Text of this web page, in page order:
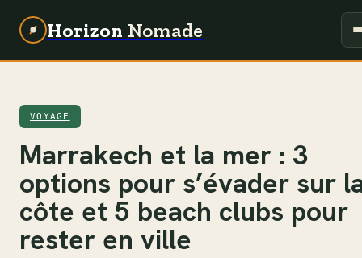
Horizon Nomade
VOYAGE
Marrakech et la mer : 3
options pour s’évader sur
côte et 5 beach clubs pour
rester en ville